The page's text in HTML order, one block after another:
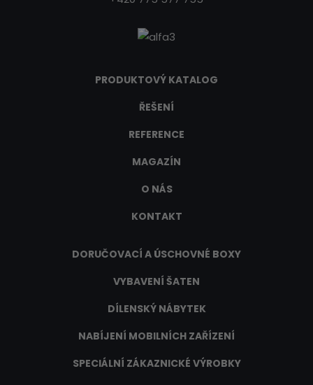
PRODUKTOVÝ KATALOG
ŘEŠENÍ
REFERENCE
MAGAZÍN
O NÁS
KONTAKT
DORUČOVACÍ A ÚSCHOVNÉ BOXY
VYBAVENÍ ŠATEN
DÍLENSKÝ NÁBYTEK
NABÍJENÍ MOBILNÍCH ZAŘÍZENÍ
SPECIÁLNÍ ZÁKAZNICKÉ VÝROBKY